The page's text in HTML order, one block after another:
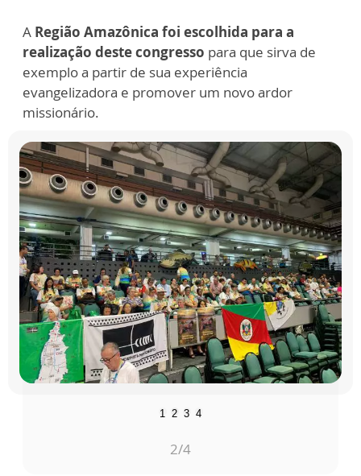
A Região Amazônica foi escolhida para a
realização deste congresso para que sirva de
exemplo a partir de sua experiência
evangelizadora e promover um novo ardor
missionário.
1 2 3 4
2/4